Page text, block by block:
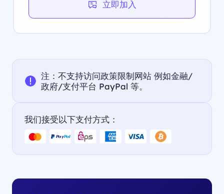
立即加入
注：不支持访问政策限制网站 例如金融/
政府/支付平台 PayPal 等。
我们接受以下支付方式：